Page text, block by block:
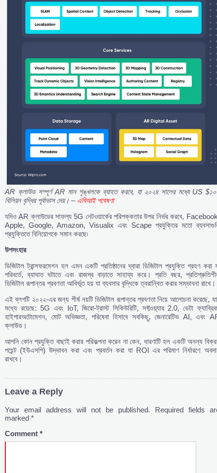
AR ক্লাউড সম্পূর্ণ AR মান শৃঙ্খলকে ব্যাহত করবে, যা ২০২৪ সালের মধ্যে US $
বিলিয়নবৃদ্ধির পূর্বাভাসদেয়। – এবিআই গবেষণা
যদিও AR ক্লাউডের সাফল্য 5G নেটওয়ার্কের পরিপক্কতার উপর নির্ভর করবে,
Apple, Google, Amazon, Visualix এবং Scape প্রযুক্তির মতো
প্রযুক্তিতে বিনিয়োগকে সমান করছে৷
উপসংহার
ডিজিটাল ট্রান্সফরমেশন হল এমন একটি প্রতিষ্ঠানের দ্বারা ডিজিটাল প্রযুক্তি গ্রহণ করা
পরিবর্তে, ব্যাঘাত ঘটাতে এবং রাজস্ব বাড়াতে সাহায্য করে। প্রতি বছর,
ডিজিটাল রূপান্তর প্রবণতা আবির্ভূত হয় যা ব্যবসার বৃদ্ধিকে ত্বরান্বিত করার সম্ভাবনা রাখে।
এই ব্লগটি ২০২২-এর জন্য শীর্ষ নয়টি ডিজিটাল রূপান্তর প্রবণতা নিয়ে আলোচনা করেছে,
মধ্যে রয়েছে: 5G এবং IoT, জিরো-ট্রাস্ট সিকিউরিটি, সফ্টওয়্যার 2.0, ডেটা
হাইপারঅটোমেশন, মোট অভিজ্ঞতা, পরিষেবা হিসাবে সবকিছু, জেনারেটিভ AI, এবং
ক্লাউড।
আপনি কোন প্রযুক্তি বাছাই করার পরিকল্পনা করেন না কেন, ধারণাটি হল একটি অনন্য
পয়েন্ট (ইউএসপি) উদ্ভাবন করা এবং প্রবর্তন করা যা ROI এর পরিমাণ নির্ধারণে
রাখবে।
Leave a Reply
Your email address will not be published.
Required fields
marked *
Comment *